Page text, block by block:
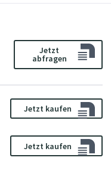
Jetzt
abfragen
Jetzt kaufen
Jetzt kaufen